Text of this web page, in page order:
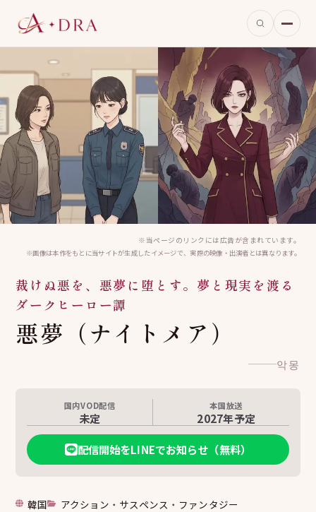
※当ページのリンクには広告が含まれています。
※画像は本作をもとに当サイトが生成したイメージで、実際の映像・出演者とは異なります。
裁けぬ悪を、悪夢に堕とす。夢と現実を渡る
ダークヒーロー譚
悪夢（ナイトメア）
악몽
国内VOD配信
未定
本国放送
2027年予定
配信開始をLINEでお知らせ（無料）
韓国 アクション ・ サスペンス ・ ファンタジー